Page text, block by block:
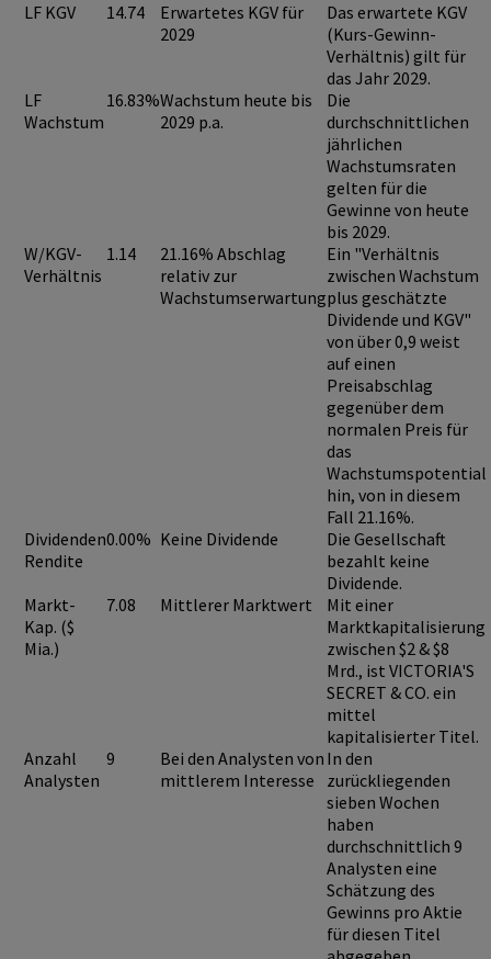
LF KGV 14.74
Erwartetes KGV für
2029
Das erwartete KGV
(Kurs-Gewinn-
Verhältnis) gilt für
das Jahr 2029.
LF
Wachstum
16.83%Wachstum heute bis
2029 p.a.
Die
durchschnittlichen
jährlichen
Wachstumsraten
gelten für die
Gewinne von heute
bis 2029.
W/KGV-
Verhältnis
1.14
21.16% Abschlag
relativ zur
Wachstumserwartung
Ein "Verhältnis
zwischen Wachstum
plus geschätzte
Dividende und KGV"
von über 0,9 weist
auf einen
Preisabschlag
gegenüber dem
normalen Preis für
das
Wachstumspotential
hin, von in diesem
Fall 21.16%.
Dividenden
Rendite
0.00% Keine Dividende
Die Gesellschaft
bezahlt keine
Dividende.
Markt-
Kap. ($
Mia.)
7.08 Mittlerer Marktwert
Mit einer
Marktkapitalisierung
zwischen $2 & $8
Mrd., ist VICTORIA'S
SECRET & CO. ein
mittel
kapitalisierter Titel.
Anzahl
Analysten
9
Bei den Analysten von
mittlerem Interesse
In den
zurückliegenden
sieben Wochen
haben
durchschnittlich 9
Analysten eine
Schätzung des
Gewinns pro Aktie
für diesen Titel